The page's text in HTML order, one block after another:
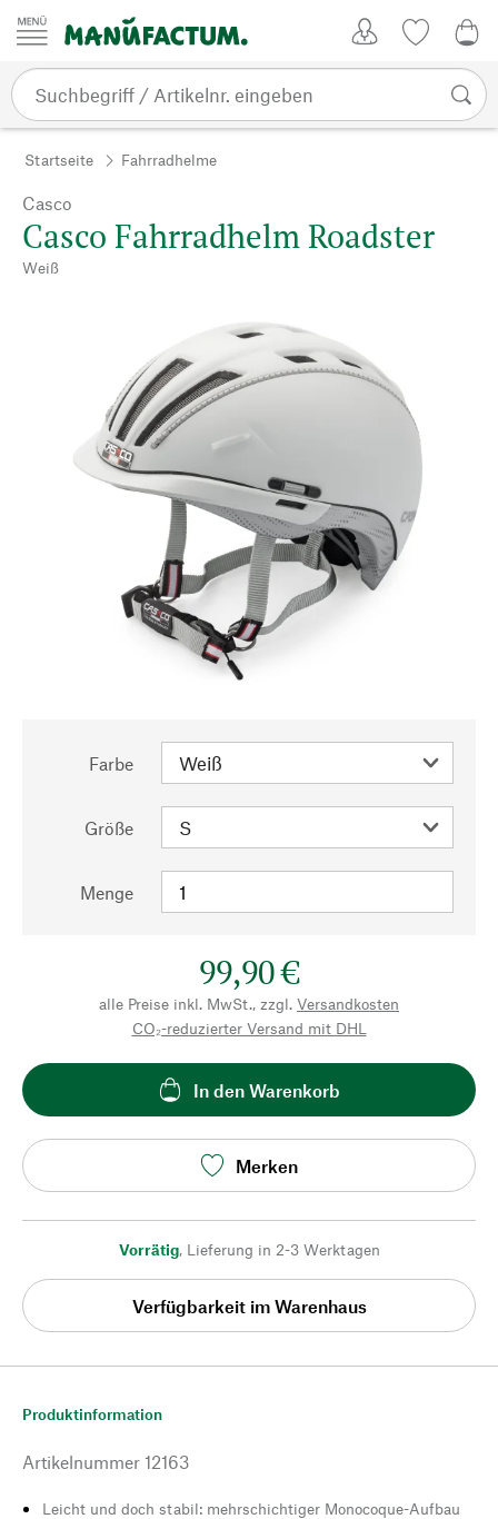
Zum Inhalt springen
Startseite Fahrradhelme
Casco
Casco Fahrradhelm Roadster
Weiß
Farbe
Größe
Menge
99,90 €
alle Preise inkl. MwSt., zzgl. Versandkosten
CO₂-reduzierter Versand mit DHL
In den Warenkorb
Merken
Vorrätig, Lieferung in 2-3 Werktagen
Verfügbarkeit im Warenhaus
Produktinformation
Artikelnummer 12163
Leicht und doch stabil: mehrschichtiger Monocoque-Aufbau